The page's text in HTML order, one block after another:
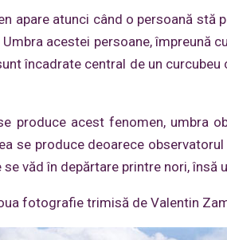
apare atunci când o persoană stă
acestei persoane, împreună
încadrate central de un
produce acest fenomen, umbra
se produce deoarece
se văd în depărtare printre nori,
fotografie trimisă de Valentin